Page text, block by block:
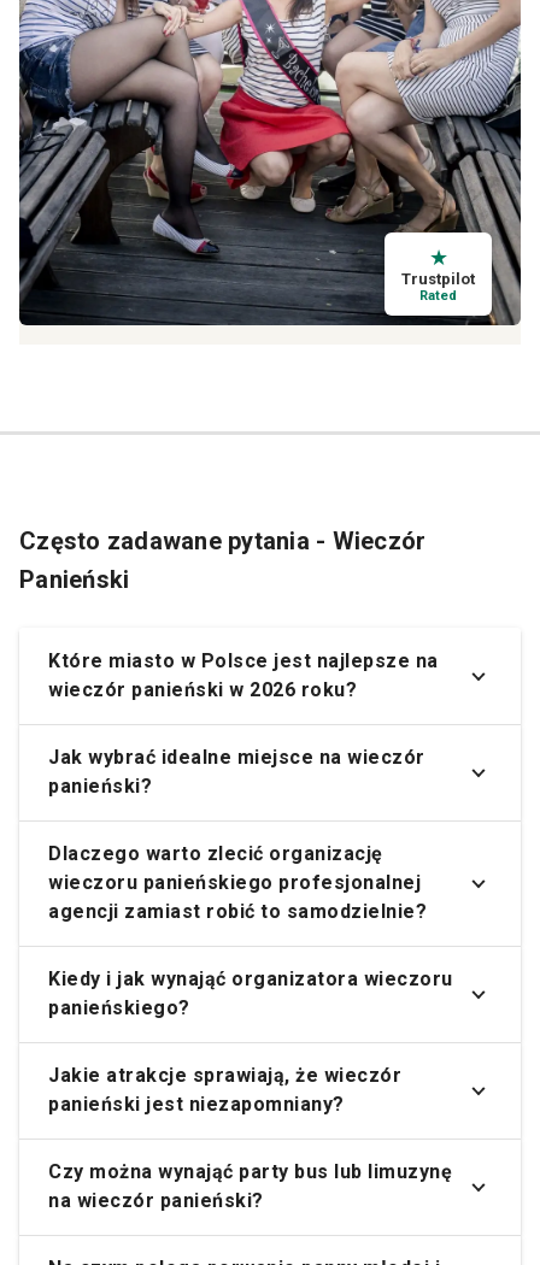
★
Trustpilot
Rated
Często zadawane pytania - Wieczór
Panieński
Które miasto w Polsce jest najlepsze na
wieczór panieński w 2026 roku?
Jak wybrać idealne miejsce na wieczór
panieński?
Dlaczego warto zlecić organizację
wieczoru panieńskiego profesjonalnej
agencji zamiast robić to samodzielnie?
Kiedy i jak wynająć organizatora wieczoru
panieńskiego?
Jakie atrakcje sprawiają, że wieczór
panieński jest niezapomniany?
Czy można wynająć party bus lub limuzynę
na wieczór panieński?